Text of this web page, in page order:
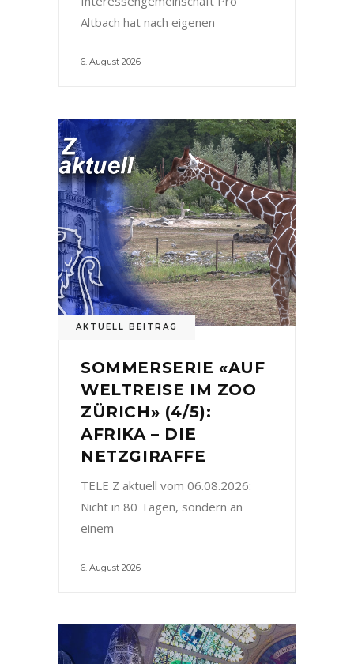
Altbach hat nach eigenen
6. August 2026
AKTUELL BEITRAG
SOMMERSERIE «AUF
WELTREISE IM ZOO
ZÜRICH» (4/5):
AFRIKA – DIE
NETZGIRAFFE
TELE Z aktuell vom 06.08.2026:
Nicht in 80 Tagen, sondern an
einem
6. August 2026